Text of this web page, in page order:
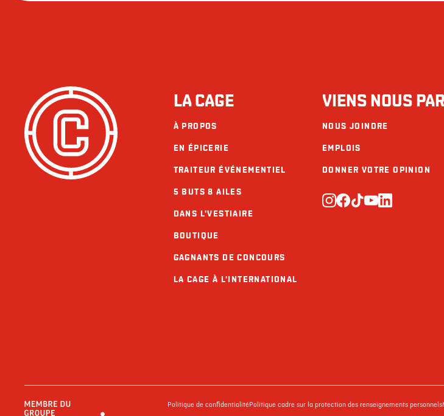
LA CAGE
À PROPOS
EN ÉPICERIE
TRAITEUR ÉVÉNEMENTIEL
5 BUTS 8 AILES
DANS L'VESTIAIRE
BOUTIQUE
GAGNANTS DE CONCOURS
LA CAGE À L'INTERNATIONAL
VIENS NOUS
NOUS JOINDRE
EMPLOIS
DONNER VOTRE OPINION
Politique de confidentialitéPolitique cadre sur la protection des renseignements personnels